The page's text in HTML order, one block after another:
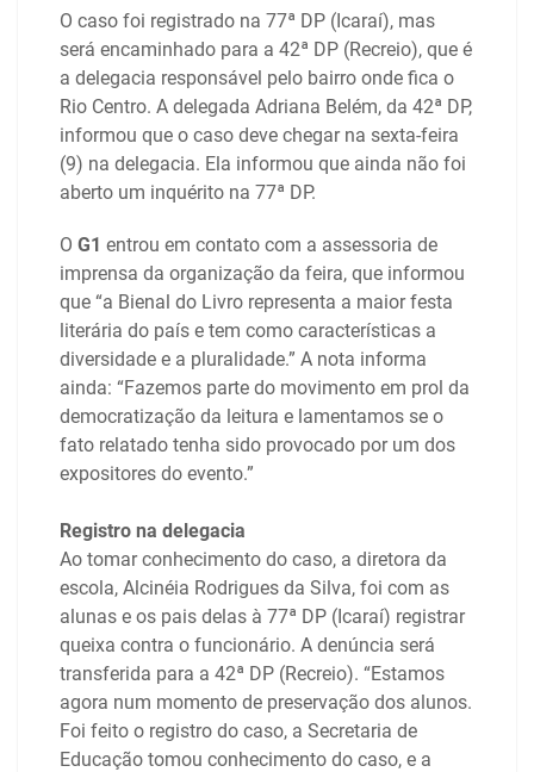
O caso foi registrado na 77ª DP (Icaraí), mas
será encaminhado para a 42ª DP (Recreio), que é
a delegacia responsável pelo bairro onde fica o
Rio Centro. A delegada Adriana Belém, da 42ª DP,
informou que o caso deve chegar na sexta-feira
(9) na delegacia. Ela informou que ainda não foi
aberto um inquérito na 77ª DP.
O G1 entrou em contato com a assessoria de
imprensa da organização da feira, que informou
que “a Bienal do Livro representa a maior festa
literária do país e tem como características a
diversidade e a pluralidade.” A nota informa
ainda: “Fazemos parte do movimento em prol da
democratização da leitura e lamentamos se o
fato relatado tenha sido provocado por um dos
expositores do evento.”
Registro na delegacia
Ao tomar conhecimento do caso, a diretora da
escola, Alcinéia Rodrigues da Silva, foi com as
alunas e os pais delas à 77ª DP (Icaraí) registrar
queixa contra o funcionário. A denúncia será
transferida para a 42ª DP (Recreio). “Estamos
agora num momento de preservação dos alunos.
Foi feito o registro do caso, a Secretaria de
Educação tomou conhecimento do caso, e a